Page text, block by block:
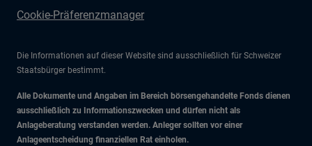
Cookie-Präferenzmanager
Die Informationen auf dieser Website sind ausschließlich für Schweizer
Staatsbürger bestimmt.
Alle Dokumente und Angaben im Bereich börsengehandelte Fonds dienen
ausschließlich zu Informationszwecken und dürfen nicht als
Anlageberatung verstanden werden. Anleger sollten vor einer
Anlageentscheidung finanziellen Rat einholen.